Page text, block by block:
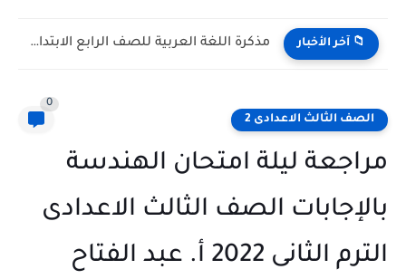
📁 آخر الأخبار مذكرة اللغة العربية للصف الرابع الابتدائي الترم الاول 2027 PDF...
الصف الثالث الاعدادى 2
0
مراجعة ليلة امتحان الهندسة
بالإجابات الصف الثالث الاعدادى
الترم الثانى 2022 أ. عبد الفتاح